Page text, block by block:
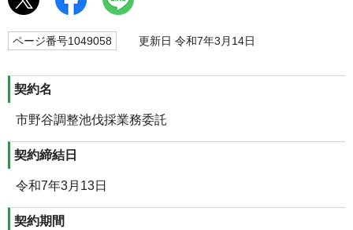
ページ番号1049058 更新日 令和7年3月14日
契約名
市野谷調整池伐採業務委託
契約締結日
令和7年3月13日
契約期間